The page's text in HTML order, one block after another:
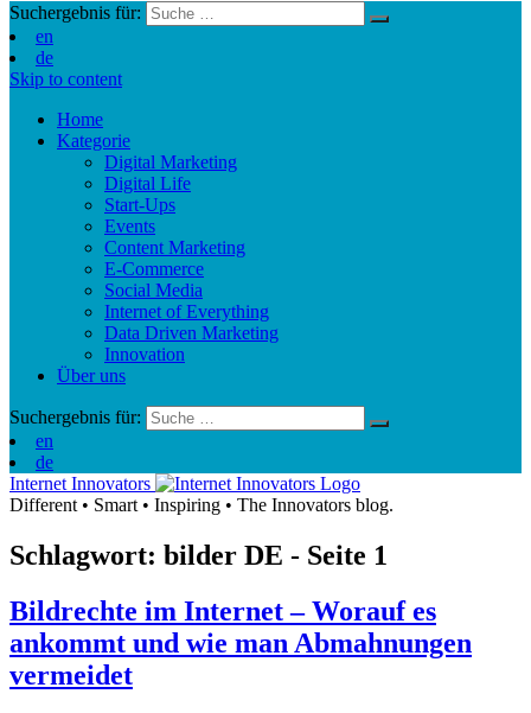
Suchergebnis für:
en
de
Skip to content
Home
Kategorie
Digital Marketing
Digital Life
Start-Ups
Events
Content Marketing
E-Commerce
Social Media
Internet of Everything
Data Driven Marketing
Innovation
Über uns
Suchergebnis für:
en
de
Internet Innovators
Different • Smart • Inspiring • The Innovators blog.
Schlagwort: bilder DE - Seite 1
Bildrechte im Internet – Worauf es
ankommt und wie man Abmahnungen
vermeidet